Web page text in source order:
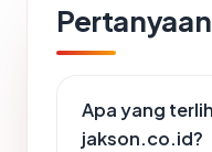
Apa yang
jakson.co.id?